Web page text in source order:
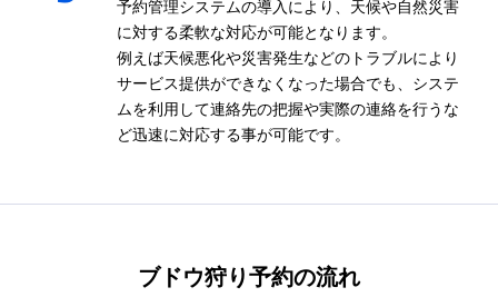
予約管理システムの導入により、天候や自然災害
に対する柔軟な対応が可能となります。
例えば天候悪化や災害発生などのトラブルにより
サービス提供ができなくなった場合でも、システ
ムを利用して連絡先の把握や実際の連絡を行うな
ど迅速に対応する事が可能です。
ブドウ狩り予約の流れ